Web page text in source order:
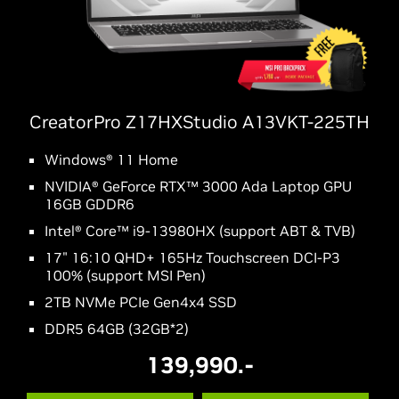
CreatorPro Z17HXStudio A13VKT-225TH
Windows® 11 Home
NVIDIA® GeForce RTX™ 3000 Ada Laptop GPU
16GB GDDR6
Intel® Core™ i9-13980HX (support ABT & TVB)
17" 16:10 QHD+ 165Hz Touchscreen DCI-P3
100% (support MSI Pen)
2TB NVMe PCIe Gen4x4 SSD
DDR5 64GB (32GB*2)
139,990.-